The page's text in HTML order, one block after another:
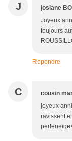
J josiane
Joyeux
toujours
Répondre
C cousin
joyeux
ravissent